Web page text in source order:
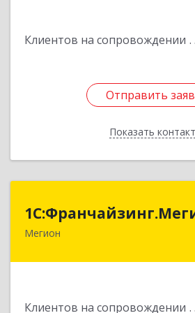
Клиентов на сопровождении
Отправить
Показать
Отправить
Назад
Мегион
Клиентов на сопровождении